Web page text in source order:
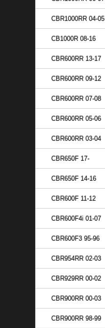
CBR1000RR 04-05
CB1000R 08-16
CBR600RR 13-17
CBR600RR 09-12
CBR600RR 07-08
CBR600RR 05-06
CBR600RR 03-04
CBR650F 17-
CBR650F 14-16
CBR600F 11-12
CBR600F4i 01-07
CBR600F3 95-96
CBR954RR 02-03
CBR929RR 00-02
CBR900RR 00-03
CBR900RR 98-99